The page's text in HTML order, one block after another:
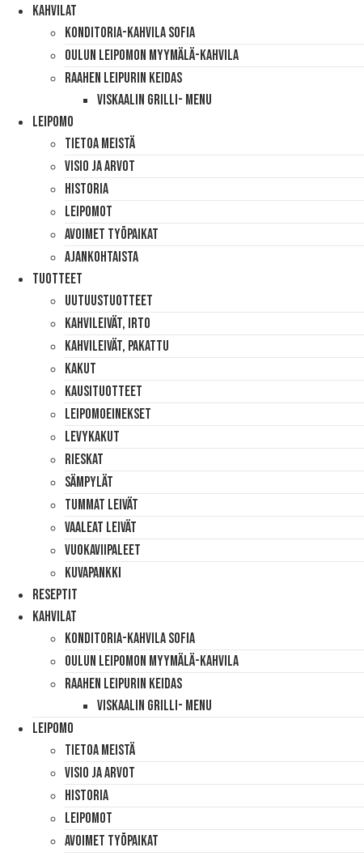
Mene
sisältöön
Kahvilat
Konditoria-Kahvila Sofia
Oulun Leipomon Myymälä-Kahvila
Raahen Leipurin Keidas
Viskaalin Grilli- Menu
Leipomo
Tietoa Meistä
Visio Ja Arvot
Historia
Leipomot
Avoimet Työpaikat
Ajankohtaista
Tuotteet
Uutuustuotteet
Kahvileivät, Irto
Kahvileivät, Pakattu
Kakut
Kausituotteet
Leipomoeinekset
Levykakut
Rieskat
Sämpylät
Tummat Leivät
Vaaleat Leivät
Vuokaviipaleet
Kuvapankki
Reseptit
Kahvilat
Konditoria-Kahvila Sofia
Oulun Leipomon Myymälä-Kahvila
Raahen Leipurin Keidas
Viskaalin Grilli- Menu
Leipomo
Tietoa Meistä
Visio Ja Arvot
Historia
Leipomot
Avoimet Työpaikat